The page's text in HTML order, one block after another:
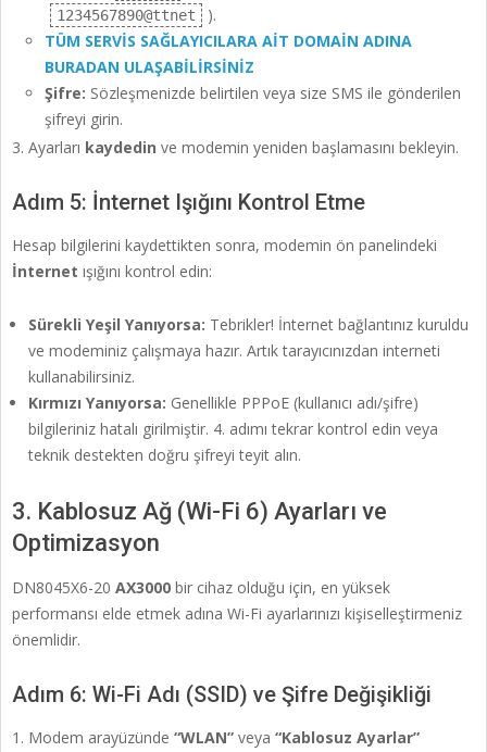
1234567890@ttnet
).
TÜM SERVİS SAĞLAYICILARA AİT DOMAİN ADINA
BURADAN ULAŞABİLİRSİNİZ
Şifre: Sözleşmenizde belirtilen veya size SMS ile gönderilen
şifreyi girin.
Ayarları kaydedin ve modemin yeniden başlamasını bekleyin.
Adım 5: İnternet Işığını Kontrol Etme
Hesap bilgilerini kaydettikten sonra, modemin ön panelindeki
İnternet ışığını kontrol edin:
Sürekli Yeşil Yanıyorsa: Tebrikler! İnternet bağlantınız kuruldu
ve modeminiz çalışmaya hazır. Artık tarayıcınızdan interneti
kullanabilirsiniz.
Kırmızı Yanıyorsa: Genellikle PPPoE (kullanıcı adı/şifre)
bilgileriniz hatalı girilmiştir. 4. adımı tekrar kontrol edin veya
teknik destekten doğru şifreyi teyit alın.
3. Kablosuz Ağ (Wi-Fi 6) Ayarları ve
Optimizasyon
DN8045X6-20 AX3000 bir cihaz olduğu için, en yüksek
performansı elde etmek adına Wi-Fi ayarlarınızı kişiselleştirmeniz
önemlidir.
Adım 6: Wi-Fi Adı (SSID) ve Şifre Değişikliği
Modem arayüzünde “WLAN” veya “Kablosuz Ayarlar”